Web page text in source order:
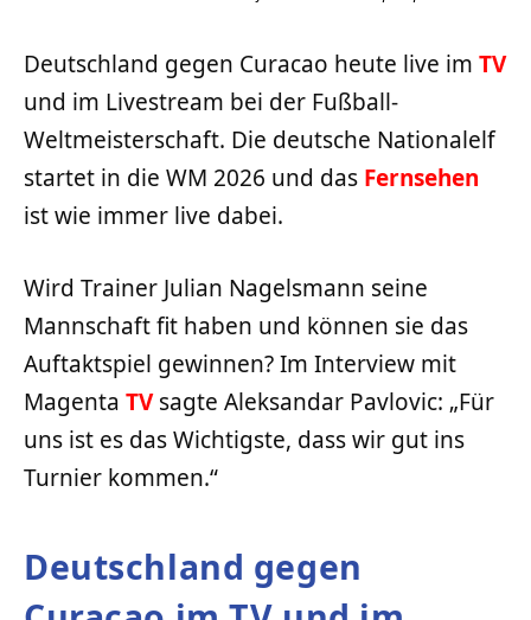
Deutschland gegen Curacao heute live im TV
und im Livestream bei der Fußball-
Weltmeisterschaft. Die deutsche Nationalelf
startet in die WM 2026 und das Fernsehen
ist wie immer live dabei.
Wird Trainer Julian Nagelsmann seine
Mannschaft fit haben und können sie das
Auftaktspiel gewinnen? Im Interview mit
Magenta TVsagte Aleksandar Pavlovic: „Für
uns ist es das Wichtigste, dass wir gut ins
Turnier kommen.“
Deutschland gegen